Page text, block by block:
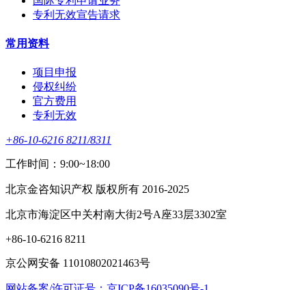
专利无效宣告请求
常用资料
项目申报
侵权纠纷
官方费用
专利无效
+86-10-6216 8211/8311
工作时间：9:00~18:00
北京金咨知识产权 版权所有 2016-2025
北京市海淀区中关村南大街2号A座33层3302室
+86-10-6216 8211
京公网安备 11010802021463号